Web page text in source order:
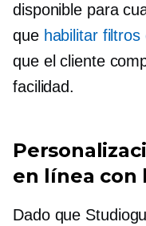
disponible para
que habilitar
que el cliente
facilidad.
en línea con
Dado que